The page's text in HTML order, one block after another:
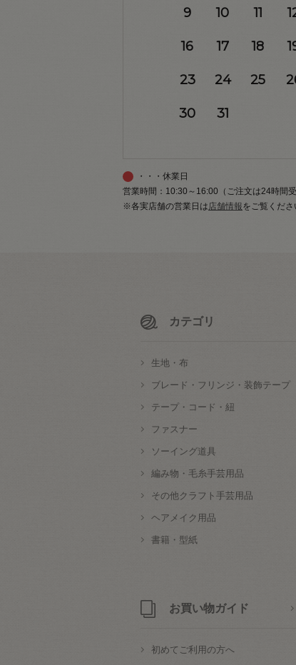
9 10 11
16 17 18
23 24 25
30 31
・・・休業日
営業時間：10:30～16:00（ご注文は24時間受
※各実店舗の営業日は店舗情報をご覧くださ
カテゴリ
生地・布
ブレード・フリンジ・装飾テープ
テープ・コード・紐
ファスナー
ソーイング道具
編み物・毛糸手芸用品
その他クラフト手芸用品
ヘアメイク用品
書籍・型紙
お買い物ガイド
初めてご利用の方へ